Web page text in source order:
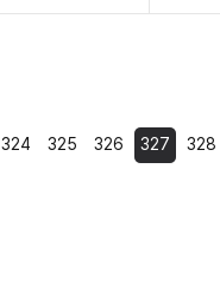
324 325 326 327 328